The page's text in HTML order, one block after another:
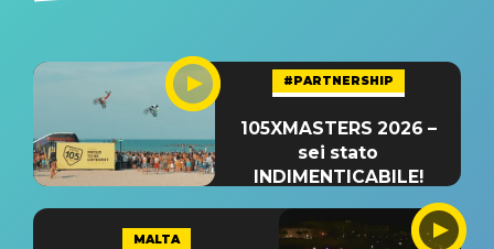
#PARTNERSHIP
105XMASTERS 2026 –
sei stato
INDIMENTICABILE!
MALTA